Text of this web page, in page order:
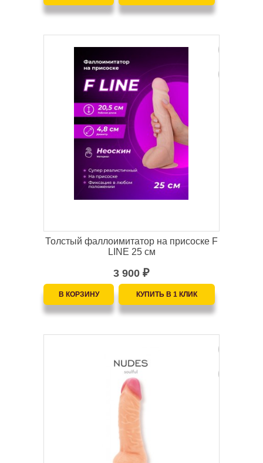
Толстый фаллоимитатор на присоске F
LINE 25 см
3 900 ₽